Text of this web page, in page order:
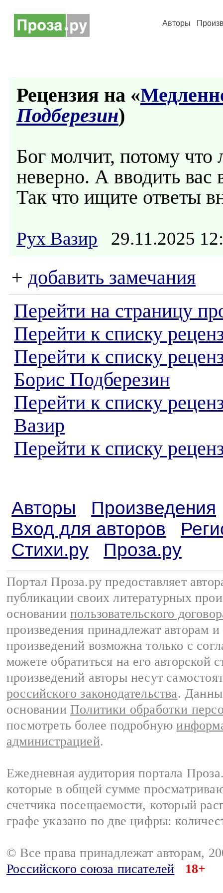
Авторы
Рецензия на «
Подберезин)
Бог молчит, потому
неверно. А вводить
Так что ищите ответы
Рух Вазир 29.11.2025
+ добавить замечания
Перейти на страницу
Перейти к списку
Перейти к списку
Борис Подберезин
Перейти к списку
Вазир
Перейти к списку
Авторы
Произведения
Вход для авторов
Стихи.ру
Проза.ру
Портал Проза.ру предоставляет
публикации своих литературных
основании пользовательского
произведения принадлежат авторам
произведений возможна только с
можете обратиться на его авторской
произведений авторы несут
российского законодательства.
основании Политики обработки
посмотреть более подробную
администрацией.
Ежедневная аудитория портала
которые в общей сумме
счетчика посещаемости, который
графе указано по две цифры:
© Все права принадлежат авторам,
Российского союза писателей
18+